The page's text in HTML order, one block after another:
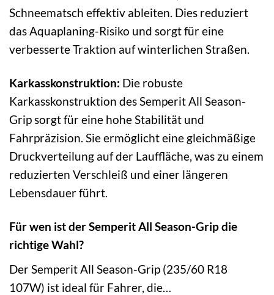
Schneematsch effektiv ableiten. Dies reduziert
das Aquaplaning-Risiko und sorgt für eine
verbesserte Traktion auf winterlichen Straßen.
Karkasskonstruktion: Die robuste
Karkasskonstruktion des Semperit All Season-
Grip sorgt für eine hohe Stabilität und
Fahrpräzision. Sie ermöglicht eine gleichmäßige
Druckverteilung auf der Lauffläche, was zu einem
reduzierten Verschleiß und einer längeren
Lebensdauer führt.
Für wen ist der Semperit All Season-Grip die
richtige Wahl?
Der Semperit All Season-Grip (235/60 R18
107W) ist ideal für Fahrer, die…